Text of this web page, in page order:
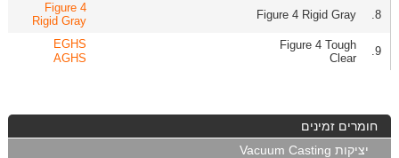
8.
Figure 4 Rigid Gray
Figure 4
Rigid Gray
9.
Figure 4 Tough
Clear
EGHS
AGHS
חומרים זמינים
יציקות Vacuum Casting